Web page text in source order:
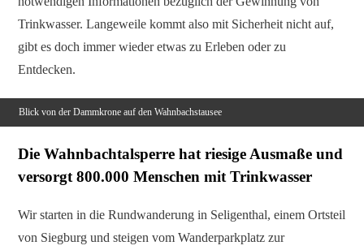
Trinkwasser. Langeweile kommt also mit Sicherheit nicht auf,
gibt es doch immer wieder etwas zu Erleben oder zu
Entdecken.
Blick von der Dammkrone auf den Wahnbachstausee
Die Wahnbachtalsperre hat riesige Ausmaße und
versorgt 800.000 Menschen mit Trinkwasser
Wir starten in die Rundwanderung in Seligenthal, einem Ortsteil
von Siegburg und steigen vom Wanderparkplatz zur